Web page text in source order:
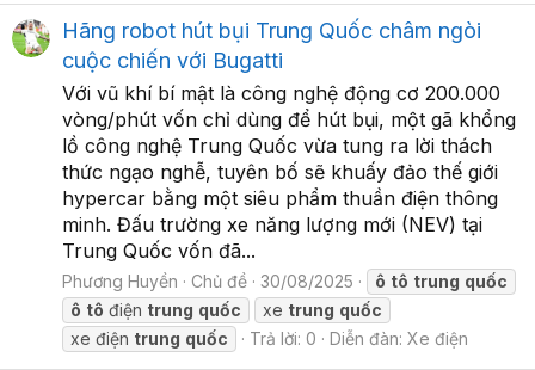
Hãng robot hút bụi Trung Quốc châm ngòi
cuộc chiến với Bugatti
Với vũ khí bí mật là công nghệ động cơ 200.000
vòng/phút vốn chỉ dùng để hút bụi, một gã khổng
lồ công nghệ Trung Quốc vừa tung ra lời thách
thức ngạo nghễ, tuyên bố sẽ khuấy đảo thế giới
hypercar bằng một siêu phẩm thuần điện thông
minh. Đấu trường xe năng lượng mới (NEV) tại
Trung Quốc vốn đã...
Phương Huyền Chủ đề 30/08/2025 ô tô trung quốc
ô tô điện trung quốc xe trung quốc
xe điện trung quốc Trả lời: 0 Diễn đàn: Xe điện